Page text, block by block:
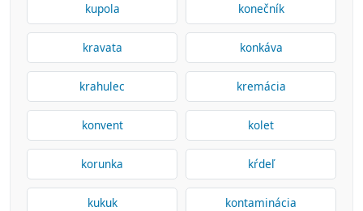
kupola konečník
kravata konkáva
krahulec kremácia
konvent kolet
korunka kŕdeľ
kukuk kontaminácia